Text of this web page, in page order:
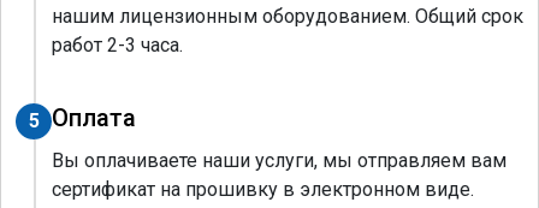
нашим лицензионным оборудованием. Общий срок
работ 2-3 часа.
5 Оплата
Вы оплачиваете наши услуги, мы отправляем вам
сертификат на прошивку в электронном виде.